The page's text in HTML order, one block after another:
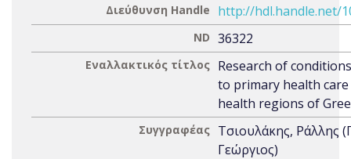
Διεύθυνση Handle http://hdl.handle.net/
ND 36322
Εναλλακτικός τίτλος Research of
to primary health
health regions of
Συγγραφέας Τσιουλάκης, Ράλλης
Γεώργιος)